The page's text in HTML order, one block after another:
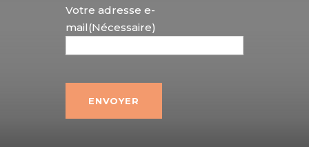
Votre adresse e-
mail(Nécessaire)
ENVOYER